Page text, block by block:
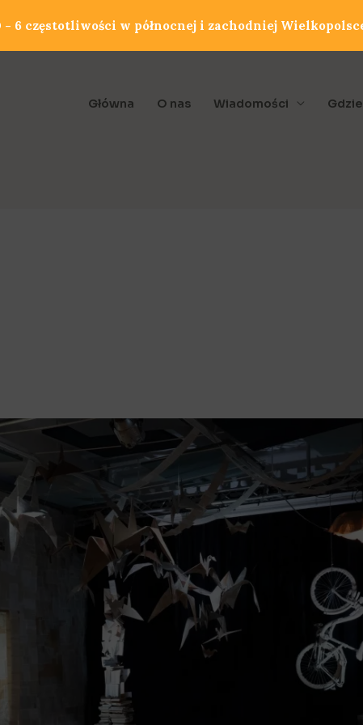
Główna O nas Wiadomości
6 częstotliwości w północnej i zachodniej